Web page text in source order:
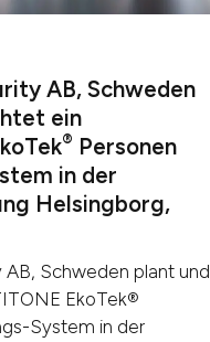
AB, Schweden
ein
® Personen
in der
Helsingborg,
AB, Schweden plant und
EkoTek®
System in der